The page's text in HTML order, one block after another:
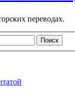
переводах.